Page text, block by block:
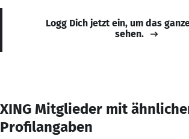
Logg Dich jetzt ein, um das
sehen.
XING Mitglieder mit
Profilangaben